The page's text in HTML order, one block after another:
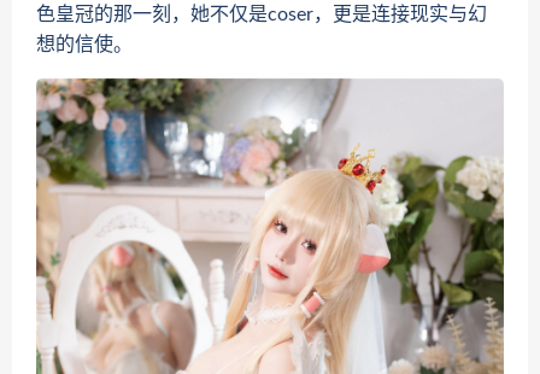
色皇冠的那一刻，她不仅是coser，更是连接现实与幻
想的信使。